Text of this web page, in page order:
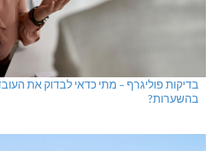
בדיקות פוליגרף – מתי כדאי לבדוק את
בהשערות?